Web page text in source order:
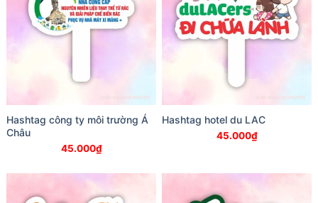
Hashtag công ty môi trường Á
Châu
45.000₫
Hashtag hotel du LAC
45.000₫